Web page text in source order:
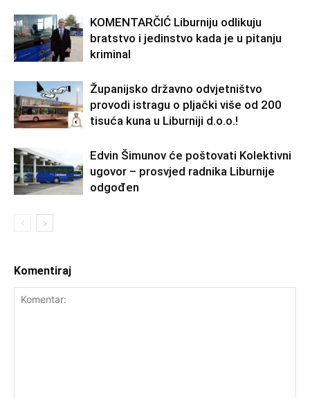
KOMENTARČIĆ Liburniju odlikuju
bratstvo i jedinstvo kada je u pitanju
kriminal
Županijsko državno odvjetništvo
provodi istragu o pljački više od 200
tisuća kuna u Liburniji d.o.o.!
Edvin Šimunov će poštovati Kolektivni
ugovor – prosvjed radnika Liburnije
odgođen
Komentiraj